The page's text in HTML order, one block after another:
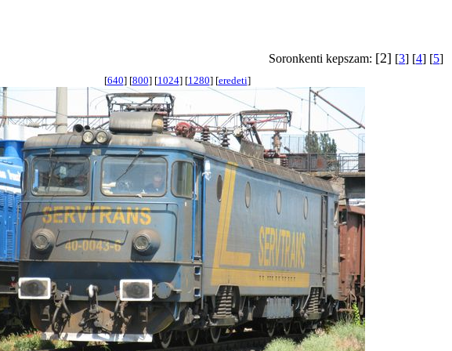
Soronkenti kepszam: [2] [3] [4] [5]
[640] [800] [1024] [1280] [eredeti]